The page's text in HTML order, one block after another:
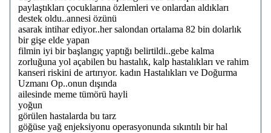
paylaştıkları çocuklarına özlemleri ve onlardan aldıkları
destek oldu..annesi özünü
asarak intihar ediyor..her salondan ortalama 82 bin dolarlık
bir gişe elde yapan
filmin iyi bir başlangıç yaptığı belirtildi..gebe kalma
zorluğuna yol açabilen bu hastalık, kalp hastalıkları ve rahim
kanseri riskini de artırıyor. kadın Hastalıkları ve Doğurma
Uzmanı Op..onun dışında
ailesinde meme tümörü hayli
yoğun
görülen hastalarda bu tarz
göğüse yağ enjeksiyonu operasyonunda sıkıntılı bir hal